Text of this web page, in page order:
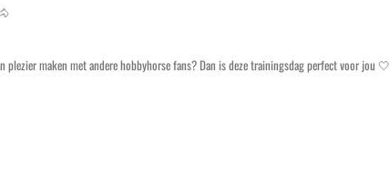
plezier maken met andere hobbyhorse fans? Dan is deze trainingsdag perfect voor jou 🤍